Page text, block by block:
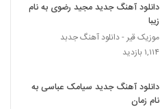
دانلود آهنگ جدید مجید رضوی به نام
زیبا
موزیک قیر - دانلود آهنگ جدبد
۱,۱۱۴ بازدید
دانلود آهنگ جدید سیامک عباسی به
نام زمان